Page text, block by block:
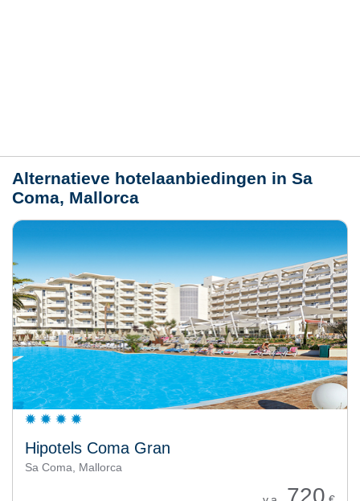
Alternatieve hotelaanbiedingen in Sa
Coma, Mallorca
Hipotels Coma Gran
Sa Coma, Mallorca